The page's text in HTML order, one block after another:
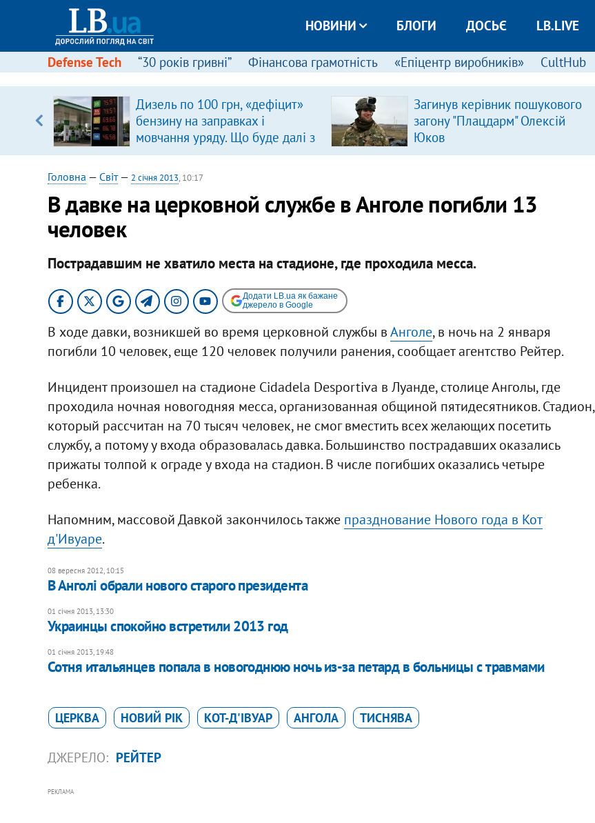
НОВИНИ БЛОГИ ДОСЬЄ LB.LIVE
Defense Tech “30 років гривні” Фінансова грамотність «Епіцентр виробників» CultHub
Дизель по 100 грн, «дефіцит»
бензину на заправках і
мовчання уряду. Що буде далі з
цінами на пальне?
Загинув керівник пошукового
загону "Плацдарм" Олексій
Юков
Головна — Світ— 2 січня 2013, 10:17
​В давке на церковной службе в Анголе погибли 13
человек
Пострадавшим не хватило места на стадионе, где проходила месса.
Додати LB.ua як бажане
джерело в Google
В ходе давки, возникшей во время церковной службы вАнголе, в ночь на 2 января
погибли 10 человек, еще 120 человек получили ранения, сообщает агентство Рейтер.
Инцидент произошел на стадионе Cidadela Desportiva в Луанде, столице Анголы, где
проходила ночная новогодняя месса, организованная общиной пятидесятников. Стадион,
который рассчитан на 70 тысяч человек, не смог вместить всех желающих посетить
службу, а потому у входа образовалась давка. Большинство пострадавших оказались
прижаты толпой к ограде у входа на стадион. В числе погибших оказались четыре
ребенка.
Напомним, массовой Давкой закончилось также празднование Нового года в Кот
д'Ивуаре.
08 вересня 2012, 10:15
В Анголі обрали нового старого президента
01 січня 2013, 13:30
Украинцы спокойно встретили 2013 год
01 січня 2013, 19:48
Сотня итальянцев попала в новогоднюю ночь из-за петард в больницы с травмами
ЦЕРКВА НОВИЙ РІК КОТ-Д'ІВУАР АНГОЛА ТИСНЯВА
ДЖЕРЕЛО: РЕЙТЕР
РЕКЛАМА